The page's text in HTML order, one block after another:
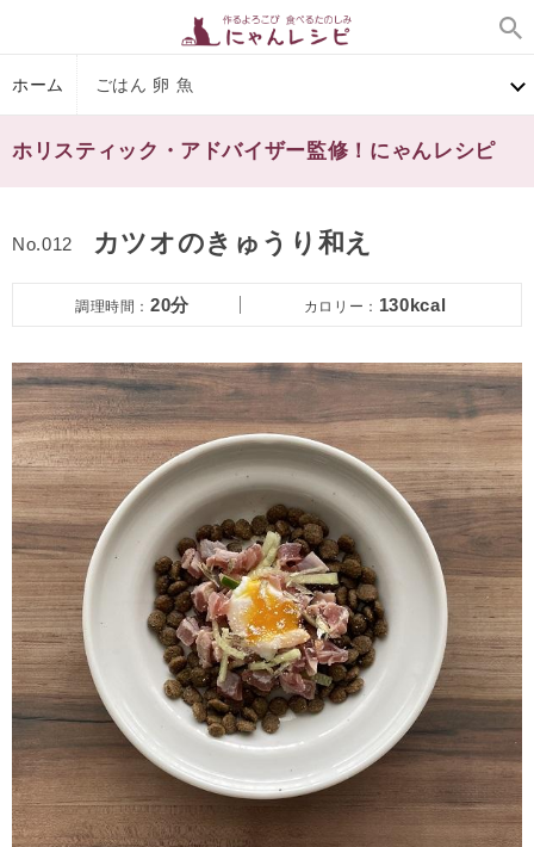
ホーム ごはん 卵 魚
ホリスティック・アドバイザー監修！にゃんレシピ
No.012 カツオのきゅうり和え
調理時間：20分 カロリー： 130kcal